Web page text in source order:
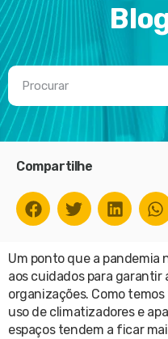
Compartilhe
Um ponto que a pandemia
aos cuidados para garantir
organizações. Como
uso de climatizadores e
espaços tendem a ficar